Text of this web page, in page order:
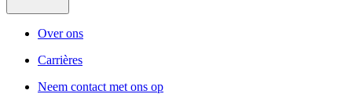
Over ons
Carrières
Neem contact met ons op